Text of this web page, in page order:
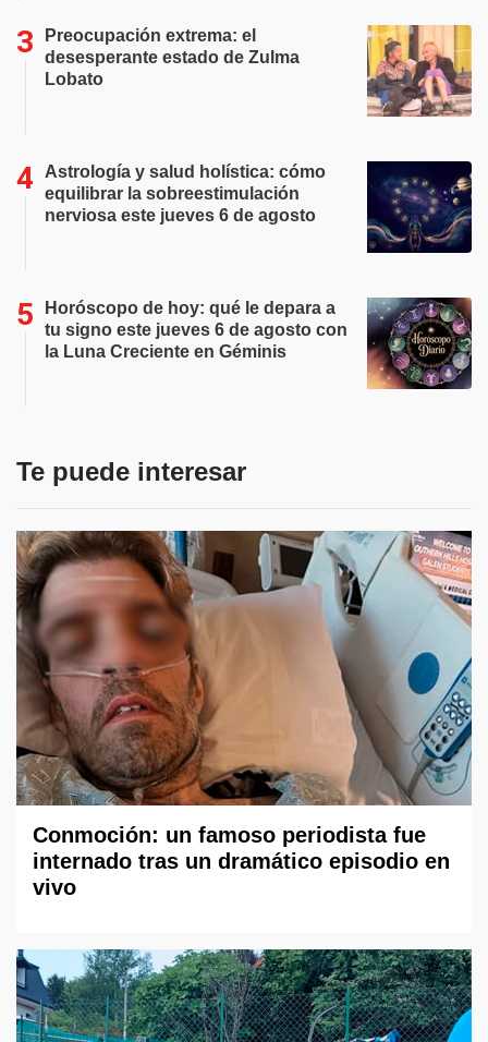
Preocupación extrema: el
desesperante estado de Zulma
Lobato
Astrología y salud holística: cómo
equilibrar la sobreestimulación
nerviosa este jueves 6 de agosto
Horóscopo de hoy: qué le depara a
tu signo este jueves 6 de agosto con
la Luna Creciente en Géminis
Te puede interesar
Conmoción: un famoso periodista fue
internado tras un dramático episodio en
vivo